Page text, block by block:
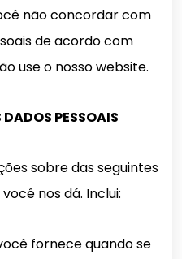
não concordar com
de acordo com
use o nosso website.
DADOS PESSOAIS
sobre das seguintes
nos dá. Inclui:
fornece quando se